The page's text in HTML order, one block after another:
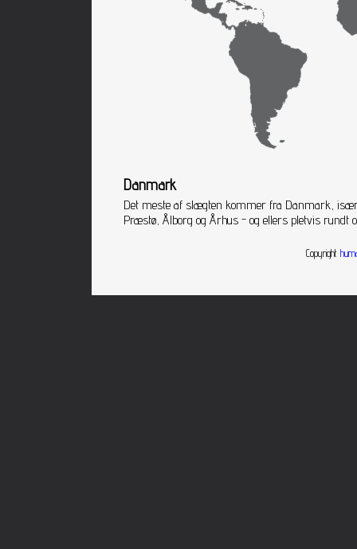
Danmark
Det meste af slægten kommer fra Danmark,
Præstø, Ålborg og Århus - og ellers pletvis rundt
Copyright